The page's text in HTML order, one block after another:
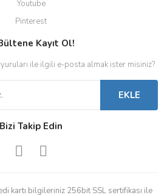
Youtube
Pinterest
Kayıt Ol!
ile ilgili e-posta almak ister misiniz?
EKLE
Bizi Takip Edin
kartı bilgileriniz 256bit SSL sertifikası ile